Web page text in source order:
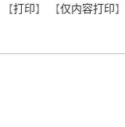
【打印】 【仅内容打印